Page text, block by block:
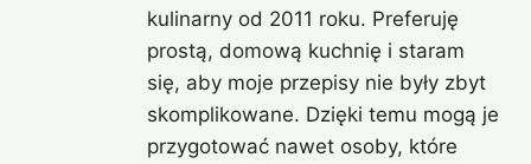
kulinarny od 2011 roku. Preferuję
prostą, domową kuchnię i staram
się, aby moje przepisy nie były zbyt
skomplikowane. Dzięki temu mogą je
przygotować nawet osoby, które